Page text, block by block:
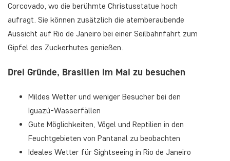
Corcovado, wo die berühmte Christusstatue hoch
aufragt. Sie können zusätzlich die atemberaubende
Aussicht auf Rio de Janeiro bei einer Seilbahnfahrt zum
Gipfel des Zuckerhutes genießen.
Drei Gründe, Brasilien im Mai zu besuchen
Mildes Wetter und weniger Besucher bei den
Iguazú-Wasserfällen
Gute Möglichkeiten, Vögel und Reptilien in den
Feuchtgebieten von Pantanal zu beobachten
Ideales Wetter für Sightseeing in Rio de Janeiro